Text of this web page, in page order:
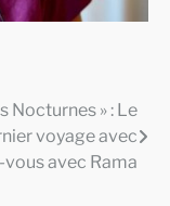
Nocturnes » : Le
voyage avec
vous avec Rama